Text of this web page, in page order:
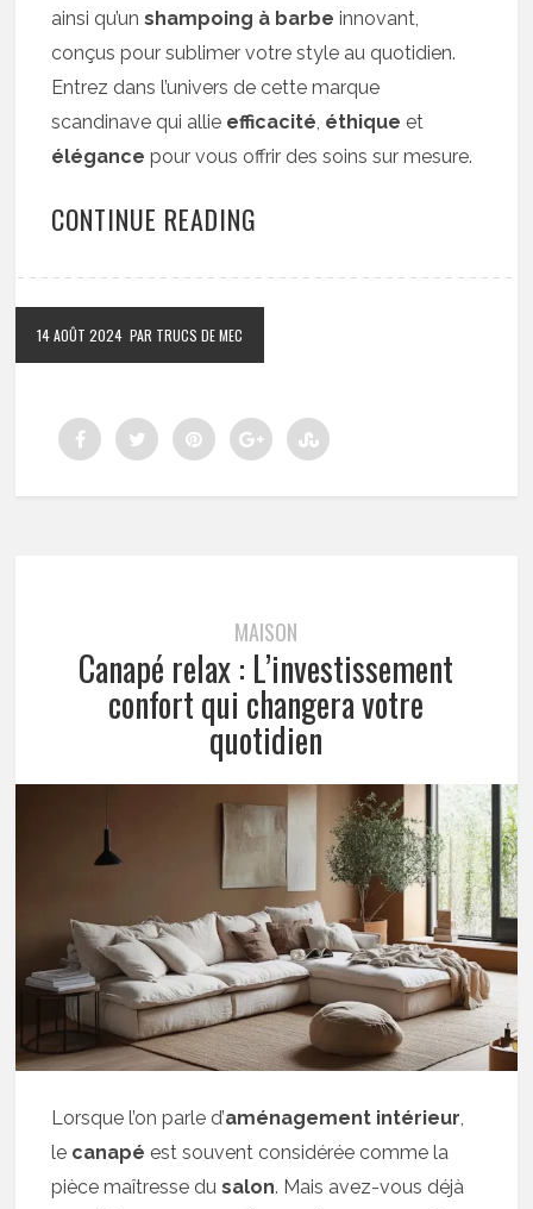
ainsi qu’unshampoing à barbe innovant,
conçus pour sublimer votre style au quotidien.
Entrez dans l’univers de cette marque
scandinave qui allie efficacité, éthique et
élégance pour vous offrir des soins sur mesure.
CONTINUE READING
14 AOÛT 2024 PAR TRUCS DE MEC
MAISON
Canapé relax : L’investissement
confort qui changera votre
quotidien
Lorsque l’on parle d’aménagement intérieur,
le canapé est souvent considérée comme la
pièce maîtresse dusalon. Mais avez-vous déjà